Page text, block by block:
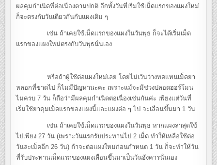
ผลคุมกำเนิดที่ต่อเนื่องตามปกติ อีกทั้งวันที่เริ่มใช้เม็ดแรกของแผงใหม่
ก็จะตรงกับวันเดียวกันกับแผงเดิม ๆ
เช่น ถ้าเคยใช้เม็ดแรกของแผงในวันพุธ ก็จะได้เริ่มเม็ด
แรกของแผงใหม่ตรงกับวันพุธนั่นเอง
หรือถ้าผู้ใช้ต่อแผงใหม่เลย โดยไม่เว้นว่างทดแทนเม็ดยา
หลอกที่ขาดไป ก็ไม่มีปัญหานะคะ เพราะแม้จะมีช่วงปลอดฮอร์โมน
ไม่ครบ 7 วัน ก็ถือว่ามีผลคุมกำเนิดต่อเนื่องเช่นกันค่ะ เพียงแต่วันที่
เริ่มใช้ยาคุมเม็ดแรกของแผงนี้และแผงต่อ ๆ ไป จะเลื่อนขึ้นมา 1 วัน
เช่น ถ้าเคยใช้เม็ดแรกของแผงในวันพุธ หากแผงล่าสุดใช้
ไปเพียง 27 วัน (เพราะวันแรกรับประทานไป 2 เม็ด ทำให้เหลือใช้ต่อ
วันละเม็ดอีก 26 วัน) ถ้าจะต่อแผงใหม่ก่อนกำหนด 1 วัน ก็จะทำให้วัน
ที่รับประทานเม็ดแรกของแผงเลื่อนขึ้นมาเป็นวันอังคารนั่นเอง